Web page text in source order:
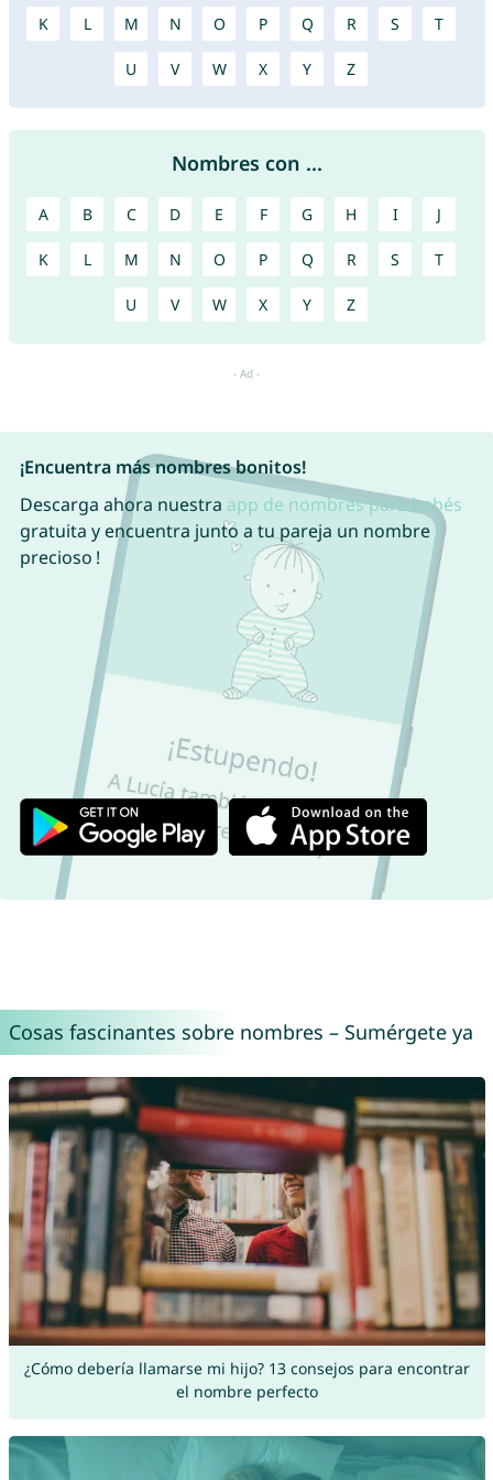
K L M N O P Q R S T
U V W X Y Z
Nombres con ...
A B C D E F G H I J
K L M N O P Q R S T
U V W X Y Z
¡Encuentra más nombres bonitos!
Descarga ahora nuestra app de nombres para bebés
gratuita y encuentra junto a tu pareja un nombre
precioso !
Cosas fascinantes sobre nombres – Sumérgete ya
¿Cómo debería llamarse mi hijo? 13 consejos para encontrar
el nombre perfecto